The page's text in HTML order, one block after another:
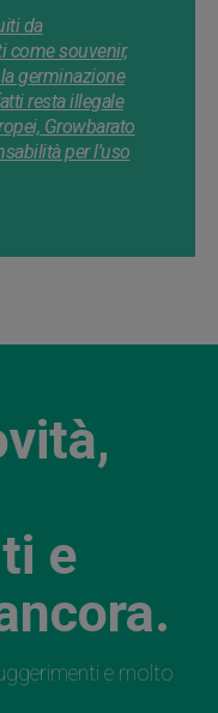
da
come souvenir,
germinazione
resta illegale
Growbarato
per l'uso
e
e molto